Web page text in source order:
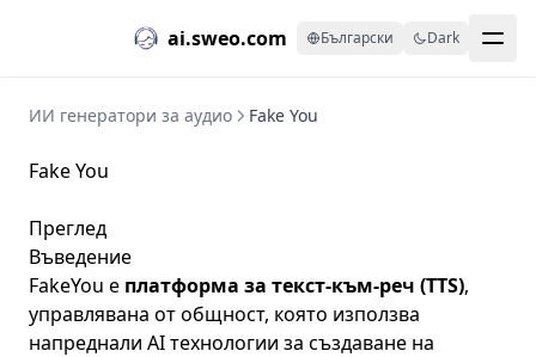
ai.sweo.com Български Dark
ИИ генератори за аудио Fake You
Fake You
Преглед
Въведение
FakeYou е платформа за текст-към-реч (TTS),
управлявана от общност, която използва
напреднали AI технологии за създаване на